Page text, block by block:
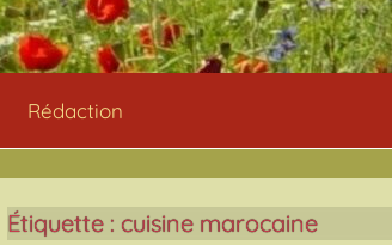
Rédaction
Étiquette : cuisine marocaine